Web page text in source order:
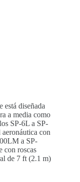
está diseñada
a media como
SP-6L a SP-
con
a SP-
con roscas
de 7 ft (2.1 m)